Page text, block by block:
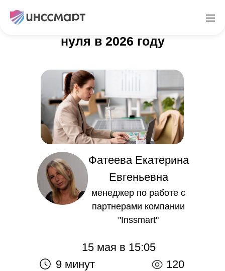
нуля в 2026 году
120
9 минут
Фатеева Екатерина
Евгеньевна
менеджер по работе с
партнерами компании
"Inssmart"
15 мая в 15:05